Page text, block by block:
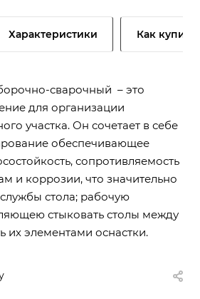
Характеристики Как купить
сварочный – это
для организации
участка. Он сочетает в себе
обеспечивающее
сопротивляемость
и коррозии, что значительно
стола; рабочую
стыковать столы между
их элементами оснастки.